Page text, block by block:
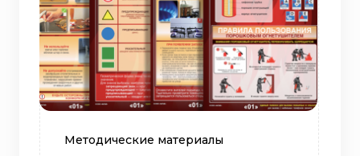
Методические материалы